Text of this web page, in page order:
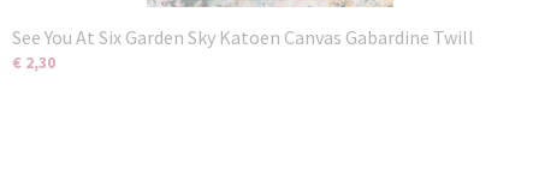
See You At Six Garden Sky Katoen Canvas Gabardine Twill
€ 2,30